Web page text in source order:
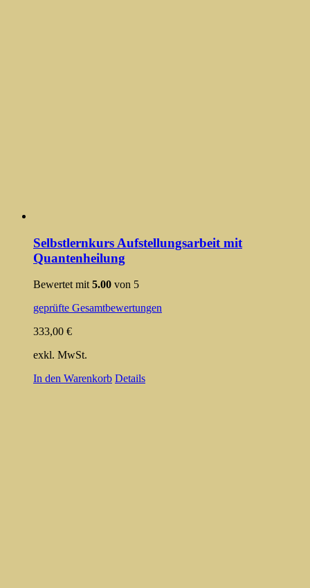
Selbstlernkurs Aufstellungsarbeit mit
Quantenheilung
Bewertet mit5.00 von 5
geprüfte Gesamtbewertungen
333,00 €
exkl. MwSt.
In den Warenkorb Details